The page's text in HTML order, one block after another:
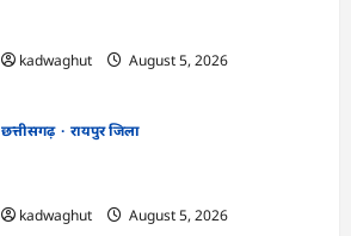
kadwaghut
August 5, 2026
छत्तीसगढ़
रायपुर जिला
kadwaghut
August 5, 2026